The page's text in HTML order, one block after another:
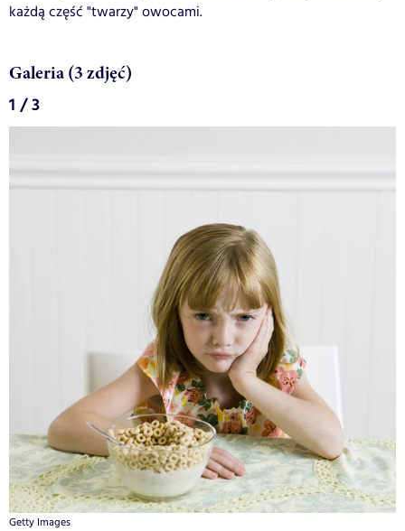
każdą część "twarzy" owocami.
Galeria (3 zdjęć)
1 / 3
Getty Images